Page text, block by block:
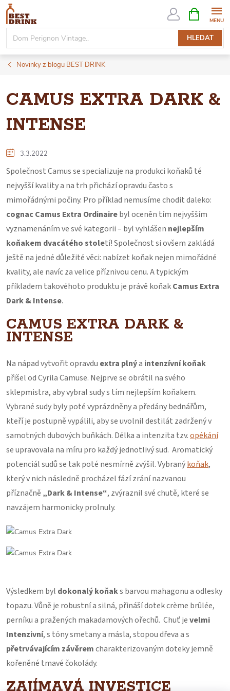
Přejít
obsah
HLEDAT
NÁKUPNÍ
KOŠÍK
Novinky z blogu BEST DRINK
CAMUS EXTRA DARK &
INTENSE
3.3.2022
Společnost Camus se specializuje na produkci koňaků té
nejvyšší kvality a na trh přichází opravdu často s
mimořádnými počiny. Pro příklad nemusíme chodit daleko:
cognac Camus Extra Ordinairebyl oceněn tím nejvyšším
vyznamenáním ve své kategorii – byl vyhlášen nejlepším
koňakem dvacátého století! Společnost si ovšem zakládá
ještě na jedné důležité věci: nabízet koňak nejen mimořádné
kvality, ale navíc za velice příznivou cenu. A typickým
příkladem takovéhoto produktu je právě koňakCamus Extra
Dark & Intense.
CAMUS EXTRA DARK &
INTENSE
Na nápad vytvořit opravdu extra plnýa intenzívní koňak
přišel od Cyrila Camuse. Nejprve se obrátil na svého
sklepmistra, aby vybral sudy s tím nejlepším koňakem.
Vybrané sudy byly poté vyprázdněny a předány bednářům,
kteří je postupně vypálili, aby se uvolnil destilát zadržený v
samotných dubových buňkách. Délka a intenzita tzv.opékání
se upravovala na míru pro každý jednotlivý sud. Aromatický
potenciál sudů se tak poté nesmírně zvýšil. Vybranýkoňak,
který v nich následně procházel fází zrání nazvanou
příznačně „Dark & Intense“, zvýraznil své chutě, které se
navzájem harmonicky prolnuly.
Výsledkem byl dokonalý koňaks barvou mahagonu a odlesky
topazu. Vůně je robustní a silná, přináší dotek crème brûlée,
perníku a pražených makadamových ořechů. Chuť jevelmi
Intenzivní, s tóny smetany a másla, stopou dřeva a s
přetrvávajícím závěremcharakterizovaným doteky jemně
kořeněné tmavé čokolády.
ZAJÍMAVÁ INVESTICE